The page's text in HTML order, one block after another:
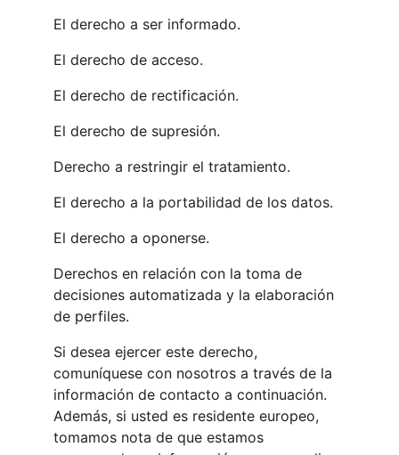
El derecho a ser informado.
El derecho de acceso.
El derecho de rectificación.
El derecho de supresión.
Derecho a restringir el tratamiento.
El derecho a la portabilidad de los datos.
El derecho a oponerse.
Derechos en relación con la toma de
decisiones automatizada y la elaboración
de perfiles.
Si desea ejercer este derecho,
comuníquese con nosotros a través de la
información de contacto a continuación.
Además, si usted es residente europeo,
tomamos nota de que estamos